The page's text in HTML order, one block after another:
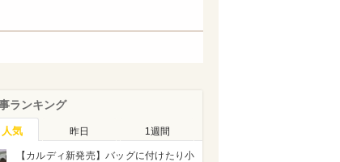
ランキング
気 昨日 1週間
【カルディ新発売】バッグに付けたり小